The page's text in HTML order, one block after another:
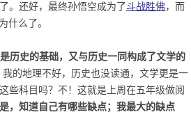
。还好，最终孙悟空成为了斗战胜佛，而
什么了。
历史的基础，又与历史一同构成了文学的
我的地理不好，历史也没读通，文学更是一
些科目吗？不！这就是上周在五年级做阅
，知道自己有哪些缺点；我最大的缺点